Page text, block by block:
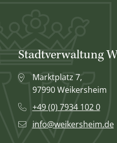
Stadtverwaltung
Marktplatz 7,
97990 Weikersheim
+49 (0) 7934 102 0
info@weikersheim.de